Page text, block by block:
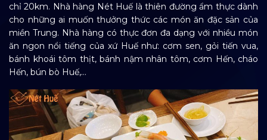
chỉ 20km. Nhà hàng Nét Huế là thiên đường ẩm thực dành
cho những ai muốn thưởng thức các món ăn đặc sản của
miền Trung. Nhà hàng có thực đơn đa dạng với nhiều món
ăn ngon nổi tiếng của xứ Huế như: cơm sen, gỏi tiến vua,
bánh khoái tôm thịt, bánh nậm nhân tôm, cơm Hến, cháo
Hến, bún bò Huế,…